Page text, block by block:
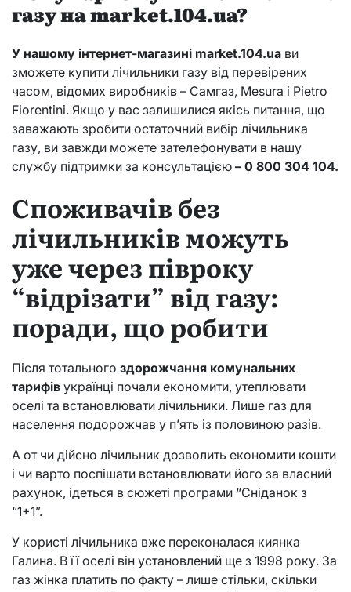
газу наmarket.104.ua?
У нашому інтернет-магазині market.104.ua ви
зможете купити лічильники газу від перевірених
часом, відомих виробників – Самгаз, Mesura і Pietro
Fiorentini. Якщо у вас залишилися якісь питання, що
заважають зробити остаточний вибір лічильника
газу, ви завжди можете зателефонувати в нашу
службу підтримки за консультацією – 0 800 304 104.
Споживачів без
лічильників можуть
уже через півроку
“відрізати” від газу:
поради, що робити
Після тотального здорожчання комунальних
тарифів українці почали економити, утеплювати
оселі та встановлювати лічильники. Лише газ для
населення подорожчав у п’ять із половиною разів.
А от чи дійсно лічильник дозволить економити кошти
і чи варто поспішати встановлювати його за власний
рахунок, ідеться в сюжеті програми “Сніданок з
“1+1”.
У користі лічильника вже переконалася киянка
Галина. В її оселі він установлений ще з 1998 року. За
газ жінка платить по факту – лише стільки, скільки